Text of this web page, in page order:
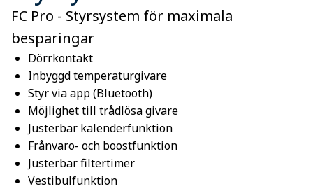
FC Pro - Styrsystem för maximala
besparingar
Dörrkontakt
Inbyggd temperaturgivare
Styr via app (Bluetooth)
Möjlighet till trådlösa givare
Justerbar kalenderfunktion
Frånvaro- och boostfunktion
Justerbar filtertimer
Vestibulfunktion